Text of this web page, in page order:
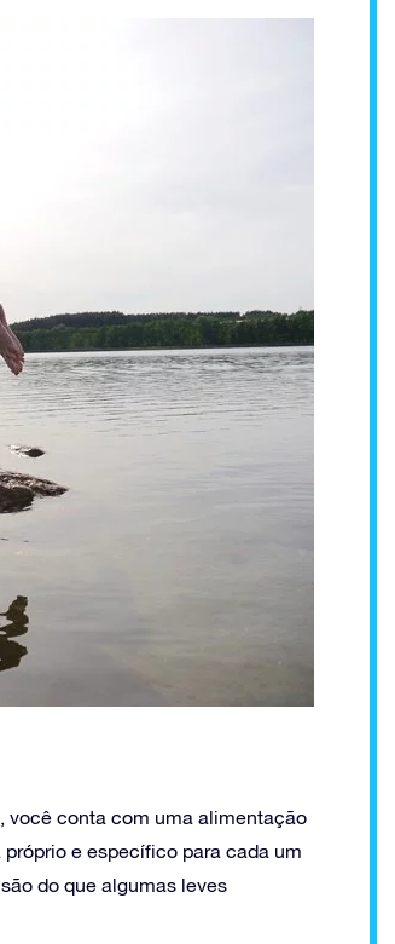
você conta com uma alimentação
e específico para cada um
do que algumas leves